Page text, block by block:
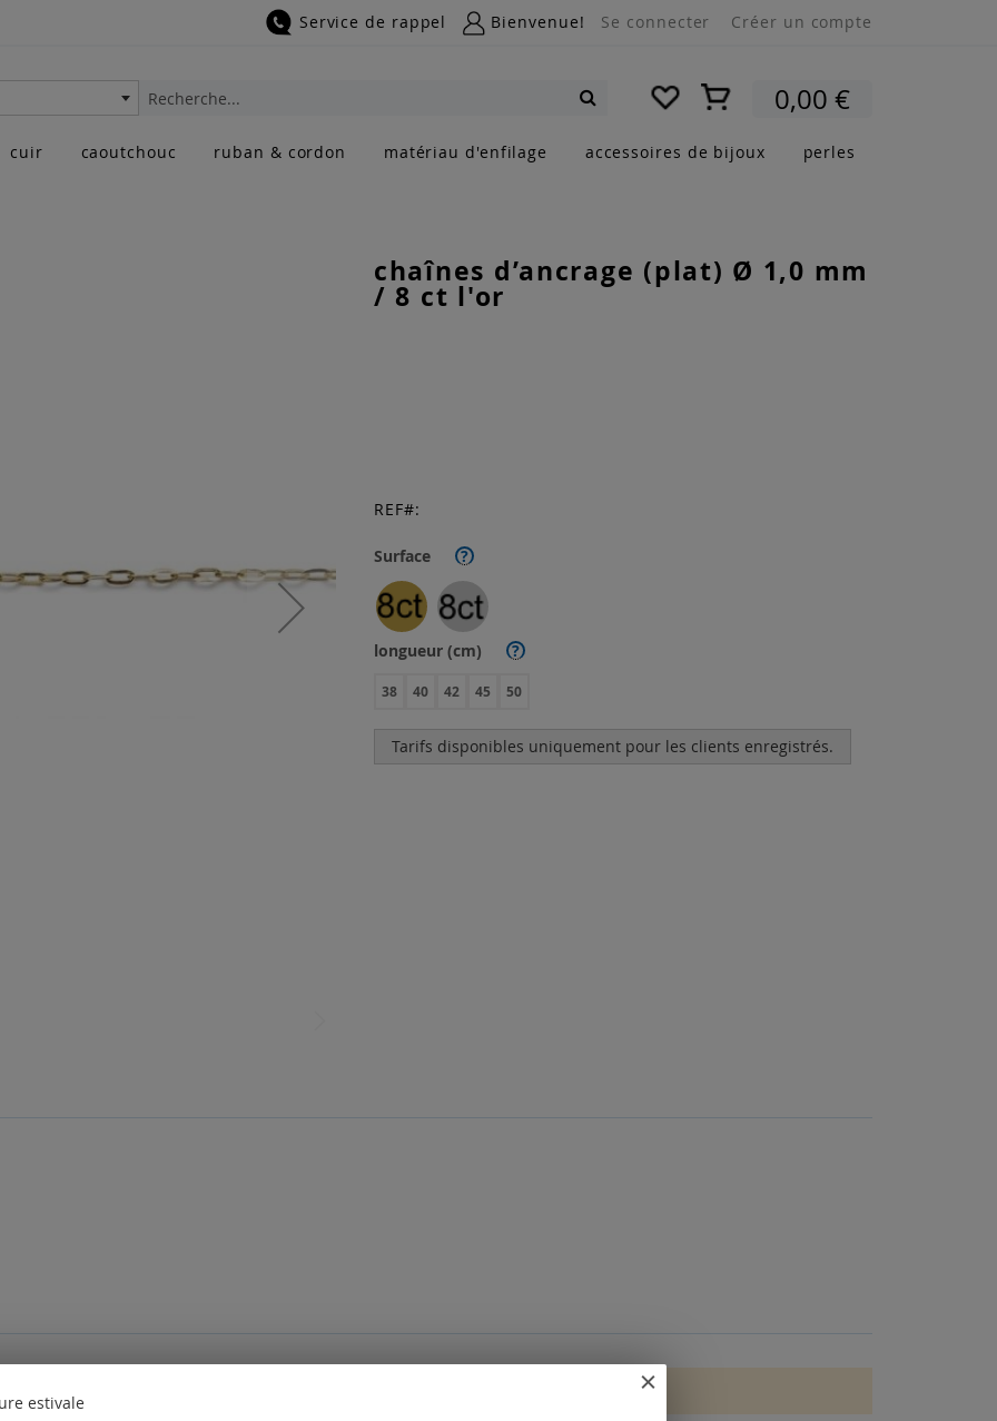
Service de rappel Bienvenue! Se connecter Créer un compte
Mon panier0,00 €
Rechercher
cuir caoutchouc ruban & cordon matériau d'enfilage accessoires de bijoux perles
chaînes d’ancrage (plat) Ø 1,0 mm
/ 8 ct l'or
Surface ?
longueur (cm) ?
38 40 42 45 50
Tarifs disponibles uniquement pour les clients enregistrés.
REF
questions. Veuillez
estivale